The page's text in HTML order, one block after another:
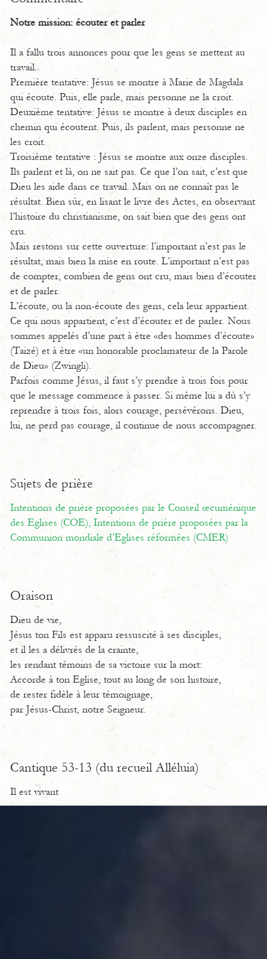
Notre mission: écouter et parler
Il a fallu trois annonces pour que les gens se mettent au
travail.
Première tentative: Jésus se montre à Marie de Magdala
qui écoute. Puis, elle parle, mais personne ne la croit.
Deuxième tentative: Jésus se montre à deux disciples en
chemin qui écoutent. Puis, ils parlent, mais personne ne
les croit.
Troisième tentative : Jésus se montre aux onze disciples.
Ils parlent et là, on ne sait pas. Ce que l’on sait, c’est que
Dieu les aide dans ce travail. Mais on ne connaît pas le
résultat. Bien sûr, en lisant le livre des Actes, en observant
l’histoire du christianisme, on sait bien que des gens ont
cru.
Mais restons sur cette ouverture: l’important n’est pas le
résultat, mais bien la mise en route. L’important n’est pas
de compter, combien de gens ont cru, mais bien d’écouter
et de parler.
L’écoute, ou la non-écoute des gens, cela leur appartient.
Ce qui nous appartient, c’est d’écouter et de parler. Nous
sommes appelés d’une part à être «des hommes d’écoute»
(Taizé) et à être «un honorable proclamateur de la Parole
de Dieu» (Zwingli).
Parfois comme Jésus, il faut s’y prendre à trois fois pour
que le message commence à passer. Si même lui a dû s’y
reprendre à trois fois, alors courage, persévérons. Dieu,
lui, ne perd pas courage, il continue de nous accompagner.
Sujets de prière
Intentions de prière proposées par le Conseil œcuménique
des Eglises (COE), Intentions de prière proposées par la
Communion mondiale d’Eglises réformées (CMER)
Oraison
Dieu de vie,
Jésus ton Fils est apparu ressuscité à ses disciples,
et il les a délivrés de la crainte,
les rendant témoins de sa victoire sur la mort:
Accorde à ton Eglise, tout au long de son histoire,
de rester fidèle à leur témoignage,
par Jésus-Christ, notre Seigneur.
Cantique 53-13 (du recueil Alléluia)
Il est vivant